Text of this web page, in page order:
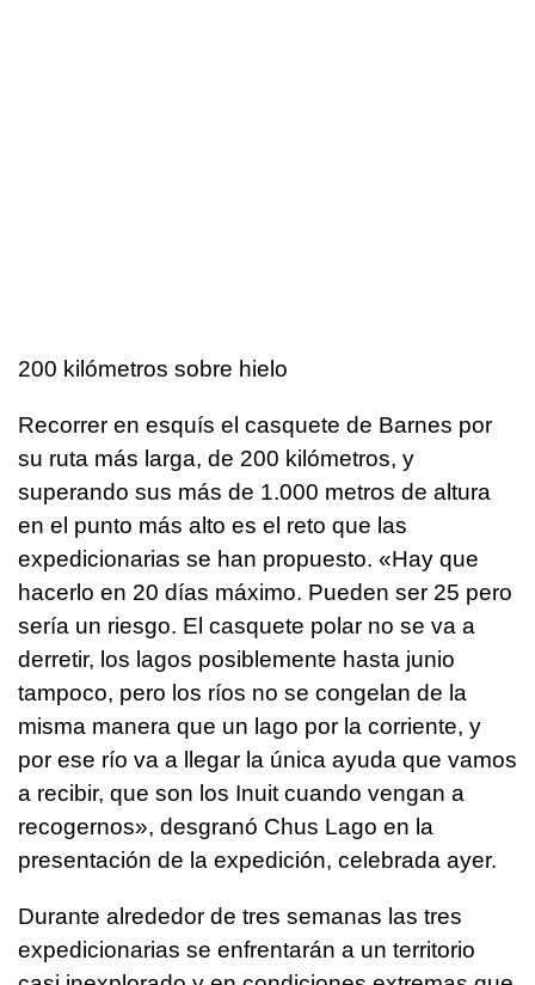
200 kilómetros sobre hielo
Recorrer en esquís el casquete de Barnes por
su ruta más larga, de 200 kilómetros, y
superando sus más de 1.000 metros de altura
en el punto más alto es el reto que las
expedicionarias se han propuesto. «Hay que
hacerlo en 20 días máximo. Pueden ser 25 pero
sería un riesgo. El casquete polar no se va a
derretir, los lagos posiblemente hasta junio
tampoco, pero los ríos no se congelan de la
misma manera que un lago por la corriente, y
por ese río va a llegar la única ayuda que vamos
a recibir, que son los Inuit cuando vengan a
recogernos», desgranó Chus Lago en la
presentación de la expedición, celebrada ayer.
Durante alrededor de tres semanas las tres
expedicionarias se enfrentarán a un territorio